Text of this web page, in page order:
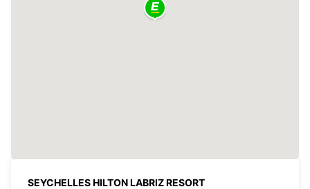
SEYCHELLES HILTON LABRIZ RESORT